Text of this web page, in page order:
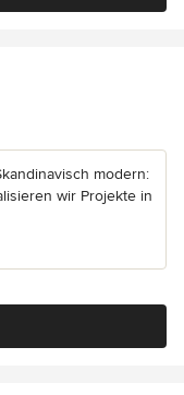
modern:
wir Projekte in